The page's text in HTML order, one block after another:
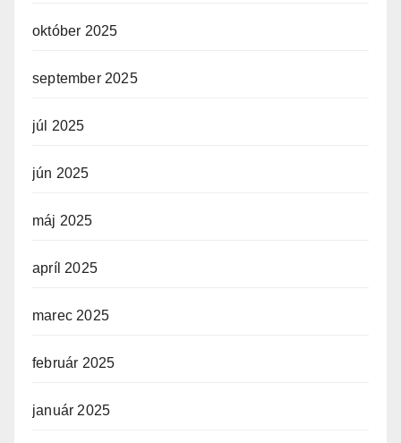
október 2025
september 2025
júl 2025
jún 2025
máj 2025
apríl 2025
marec 2025
február 2025
január 2025